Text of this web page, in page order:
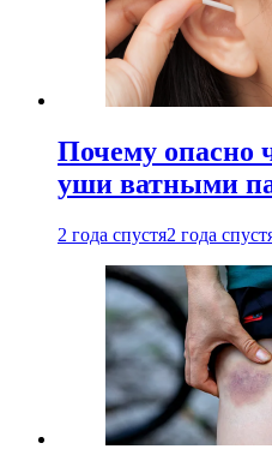
Почему опасно
уши ватными
2 года спустя2 года